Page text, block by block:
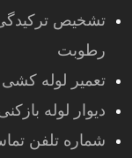
تشخیص ترکیدگی
رطوبت
تعمیر لوله
دیوار لوله
شماره تلفن